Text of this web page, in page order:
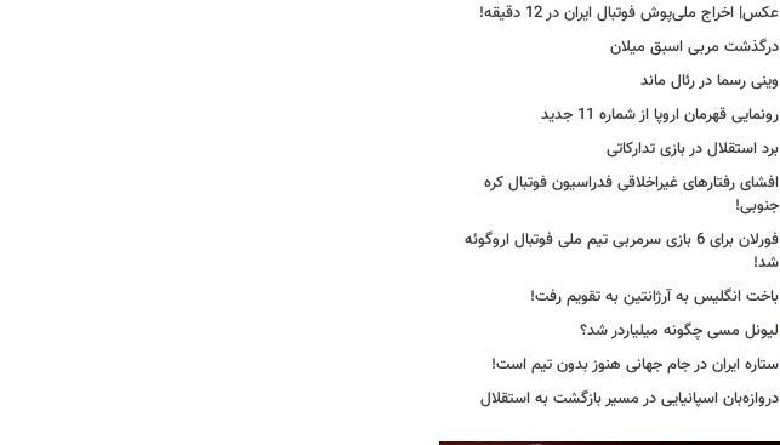
عکس| اخراج ملی‌پوش فوتبال ایران در 12 دقیقه!
درگذشت مربی اسبق میلان
وینی رسما در رئال ماند
رونمایی قهرمان اروپا از شماره 11 جدید
برد استقلال در بازی تدارکاتی
افشای رفتارهای غیراخلاقی فدراسیون فوتبال کره
جنوبی!
فورلان برای 6 بازی سرمربی تیم ملی فوتبال اروگوئه
شد!
باخت انگلیس به آرژانتین به تقویم رفت!
لیونل مسی چگونه میلیاردر شد؟
ستاره ایران در جام جهانی هنوز بدون تیم است!
دروازه‌بان اسپانیایی در مسیر بازگشت به استقلال